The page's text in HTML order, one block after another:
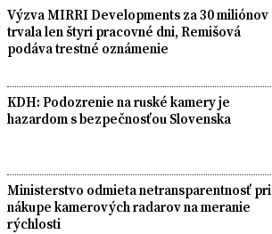
Výzva MIRRI Developments za 30 miliónov
trvala len štyri pracovné dni, Remišová
podáva trestné oznámenie
KDH: Podozrenie na ruské kamery je
hazardom s bezpečnosťou Slovenska
Ministerstvo odmieta netransparentnosť pri
nákupe kamerových radarov na meranie
rýchlosti